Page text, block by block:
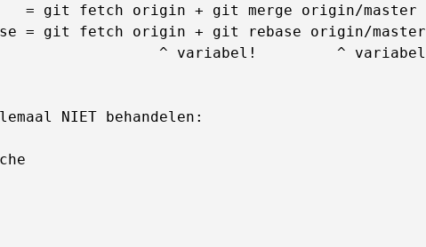
git fetch origin + git merge origin/master
= git fetch origin + git rebase origin/master
^ variabel!         ^ variabel
NIET behandelen: